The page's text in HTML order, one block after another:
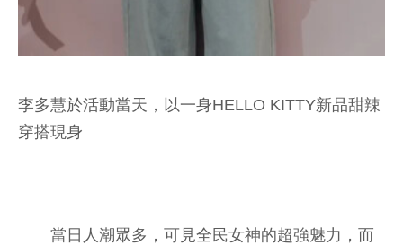
李多慧於活動當天，以一身HELLO KITTY新品甜辣
穿搭現身
當日人潮眾多，可見全民女神的超強魅力，而